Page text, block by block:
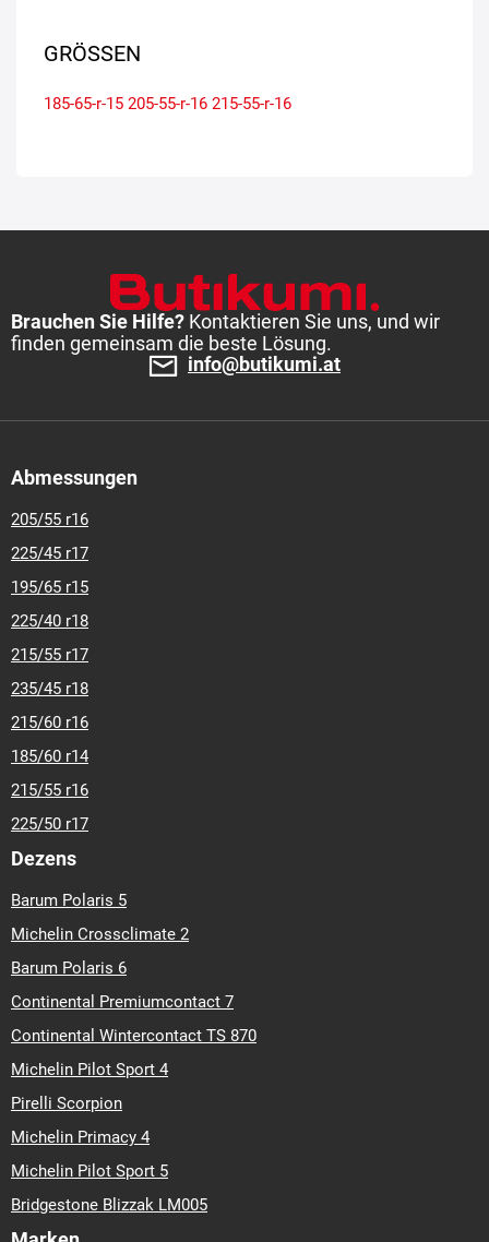
GRÖSSEN
185-65-r-15 205-55-r-16 215-55-r-16
Brauchen Sie Hilfe? Kontaktieren Sie uns, und wir
finden gemeinsam die beste Lösung.
info@butikumi.at
Abmessungen
205/55 r16
225/45 r17
195/65 r15
225/40 r18
215/55 r17
235/45 r18
215/60 r16
185/60 r14
215/55 r16
225/50 r17
Dezens
Barum Polaris 5
Michelin Crossclimate 2
Barum Polaris 6
Continental Premiumcontact 7
Continental Wintercontact TS 870
Michelin Pilot Sport 4
Pirelli Scorpion
Michelin Primacy 4
Michelin Pilot Sport 5
Bridgestone Blizzak LM005